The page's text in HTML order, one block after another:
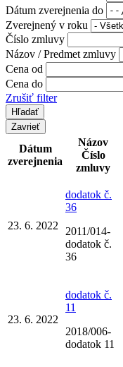
Dátum zverejnenia do
Zverejnený v roku
Číslo zmluvy
Názov / Predmet zmluvy
Cena od
Cena do
Zrušiť filter
Zavrieť
Dátum
zverejnenia
Názov
Číslo
zmluvy
23. 6. 2022
dodatok č.
36
2011/014-
dodatok č.
36
23. 6. 2022
dodatok č.
11
2018/006-
dodatok 11